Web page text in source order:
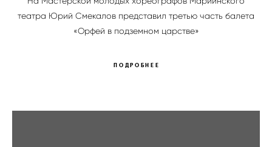
театра Юрий Смекалов представил третью часть балета
«Орфей в подземном царстве»
ПОДРОБНЕЕ